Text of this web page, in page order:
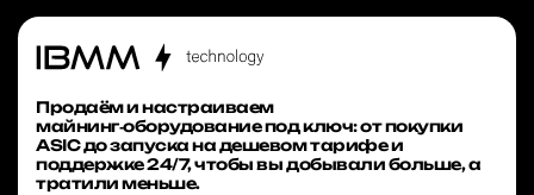
Продаём и настраиваем
майнинг‑оборудование под ключ: от покупки
ASIC до запуска на дешевом тарифе и
поддержке 24/7, чтобы вы добывали больше, а
тратили меньше.